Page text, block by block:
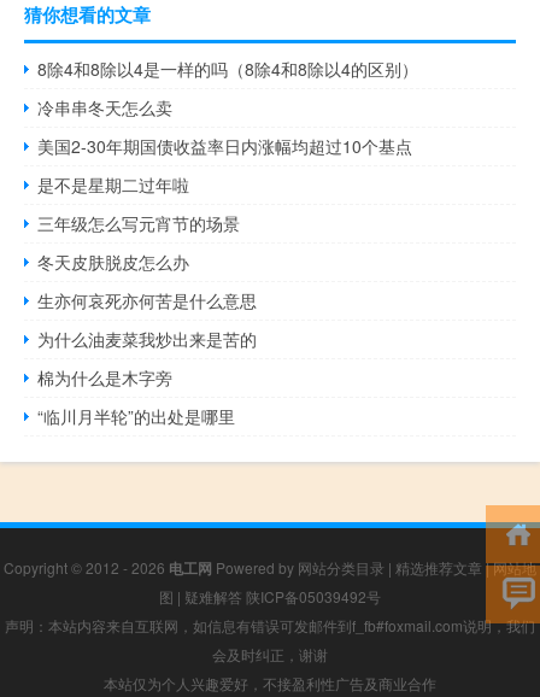
猜你想看的文章
8除4和8除以4是一样的吗（8除4和8除以4的区别）
冷串串冬天怎么卖
美国2-30年期国债收益率日内涨幅均超过10个基点
是不是星期二过年啦
三年级怎么写元宵节的场景
冬天皮肤脱皮怎么办
生亦何哀死亦何苦是什么意思
为什么油麦菜我炒出来是苦的
棉为什么是木字旁
“临川月半轮”的出处是哪里
Copyright © 2012 - 2026 电工网 Powered by 网站分类目录 | 精选推荐文章 |网站地
图 | 疑难解答 陕ICP备05039492号
声明：本站内容来自互联网，如信息有错误可发邮件到f_fb#foxmail.com说明，我们
会及时纠正，谢谢
本站仅为个人兴趣爱好，不接盈利性广告及商业合作